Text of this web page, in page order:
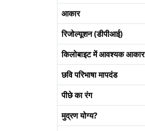
आकार
रिजोल्यूशन (डीपीआई)
किलोबाइट में आवश्यक आकार
छवि परिभाषा मापदंड
पीछे का रंग
मुद्रण योग्य?